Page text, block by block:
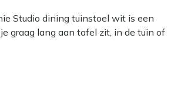
Studio dining tuinstoel wit is een
graag lang aan tafel zit, in de tuin of
goed, terwijl je dankzij de vaste zit toch